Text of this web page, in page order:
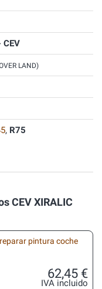
CEV
LAND)
, R75
CEV XIRALIC
pintura coche
62,45 €
IVA incluido